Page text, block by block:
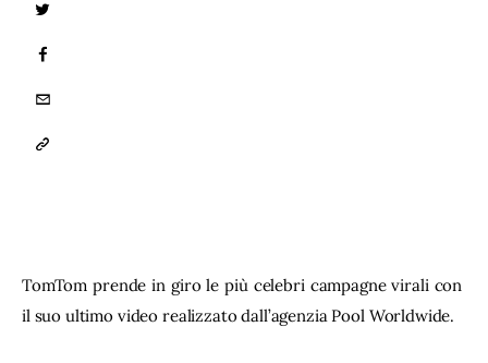
TWITTER
FACEBOOK
EMAIL
COPY
TomTom prende in giro le più celebri campagne virali con
il suo ultimo video realizzato dall’agenzia Pool Worldwide.